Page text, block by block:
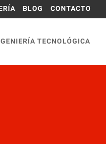
BLOG CONTACTO
TECNOLÓGICA